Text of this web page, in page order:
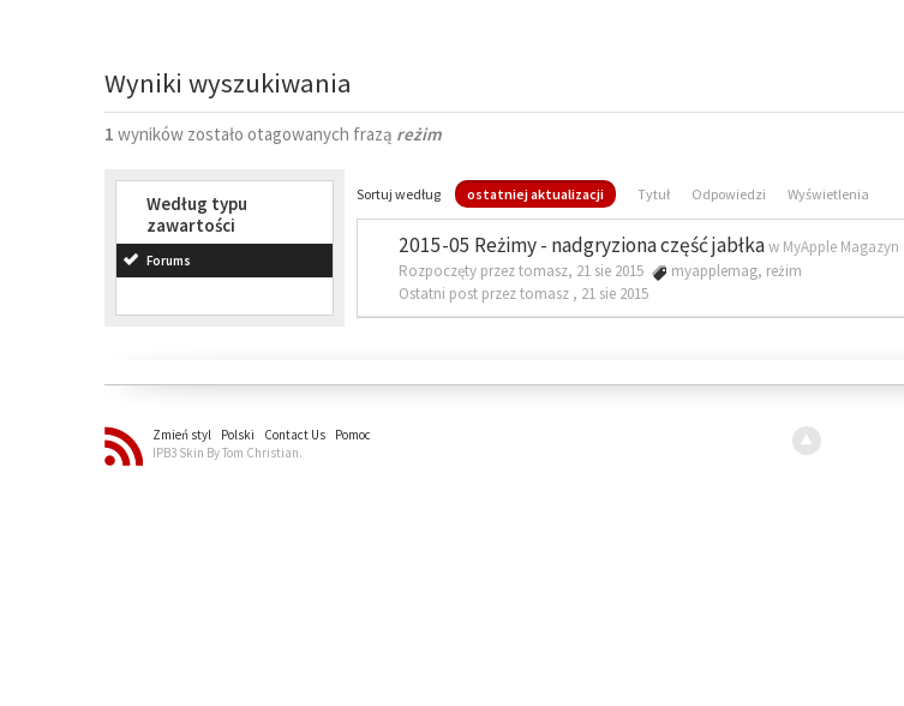
Wyniki wyszukiwania
1 wyników zostało otagowanych frazą reżim
Według typu
zawartości
Forums
Sortuj według ostatniej aktualizacji Tytuł Odpowiedzi Wyświetlenia
2015-05 Reżimy - nadgryziona część jabłkaw MyApple Magazyn
Rozpoczęty przez tomasz, 21 sie 2015
myapplemag, reżim
Ostatni post przez tomasz , 21 sie 2015
Zmień styl Polski Contact Us
Pomoc
IPB3 Skin By Tom Christian.